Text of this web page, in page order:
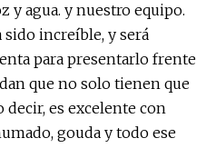
y agua. y nuestro equipo.
sido increíble, y será
para presentarlo frente
que no solo tienen que
es excelente con
gouda y todo ese